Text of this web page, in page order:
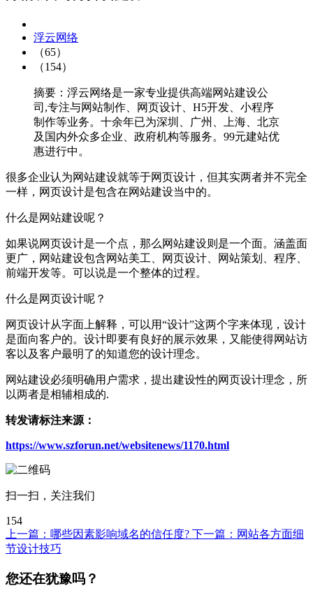
浮云网络
（65）
（154）
摘要：浮云网络是一家专业提供高端网站建设公
司,专注与网站制作、网页设计、H5开发、小程序
制作等业务。十余年已为深圳、广州、上海、北京
及国内外众多企业、政府机构等服务。99元建站优
惠进行中。
很多企业认为网站建设就等于网页设计，但其实两者并不完全
一样，网页设计是包含在网站建设当中的。
什么是网站建设呢？
如果说网页设计是一个点，那么网站建设则是一个面。涵盖面
更广，网站建设包含网站美工、网页设计、网站策划、程序、
前端开发等。可以说是一个整体的过程。
什么是网页设计呢？
网页设计从字面上解释，可以用“设计”这两个字来体现，设计
是面向客户的。设计即要有良好的展示效果，又能使得网站访
客以及客户最明了的知道您的设计理念。
网站建设必须明确用户需求，提出建设性的网页设计理念，所
以两者是相辅相成的.
转发请标注来源：
https://www.szforun.net/websitenews/1170.html
扫一扫，关注我们
154
上一篇： 哪些因素影响域名的信任度? 下一篇： 网站各方面细
节设计技巧
您还在犹豫吗？